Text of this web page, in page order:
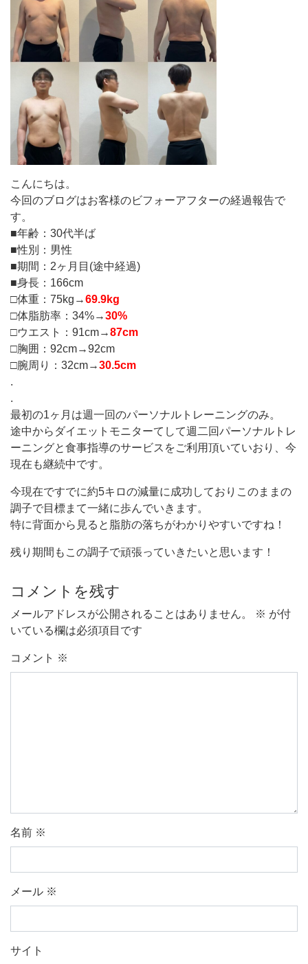
こんにちは。
今回のブログはお客様のビフォーアフターの経過報告で
す。
■年齢：30代半ば
■性別：男性
■期間：2ヶ月目(途中経過)
■身長：166cm
□体重：75kg→69.9kg
□体脂肪率：34%→30%
□ウエスト：91cm→87cm
□胸囲：92cm→92cm
□腕周り：32cm→30.5cm
.
.
最初の1ヶ月は週一回のパーソナルトレーニングのみ。
途中からダイエットモニターてして週二回パーソナルトレ
ーニングと食事指導のサービスをご利用頂いていおり、今
現在も継続中です。
今現在ですでに約5キロの減量に成功しておりこのままの
調子で目標まて一緒に歩んでいきます。
特に背面から見ると脂肪の落ちがわかりやすいですね！
残り期間もこの調子で頑張っていきたいと思います！
コメントを残す
メールアドレスが公開されることはありません。 ※ が付
いている欄は必須項目です
コメント ※
名前 ※
メール ※
サイト